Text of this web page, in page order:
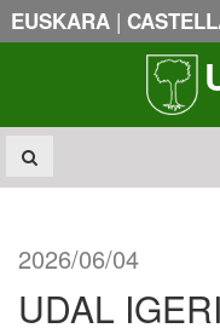
EUSKARA |
2026/06/04
UDAL